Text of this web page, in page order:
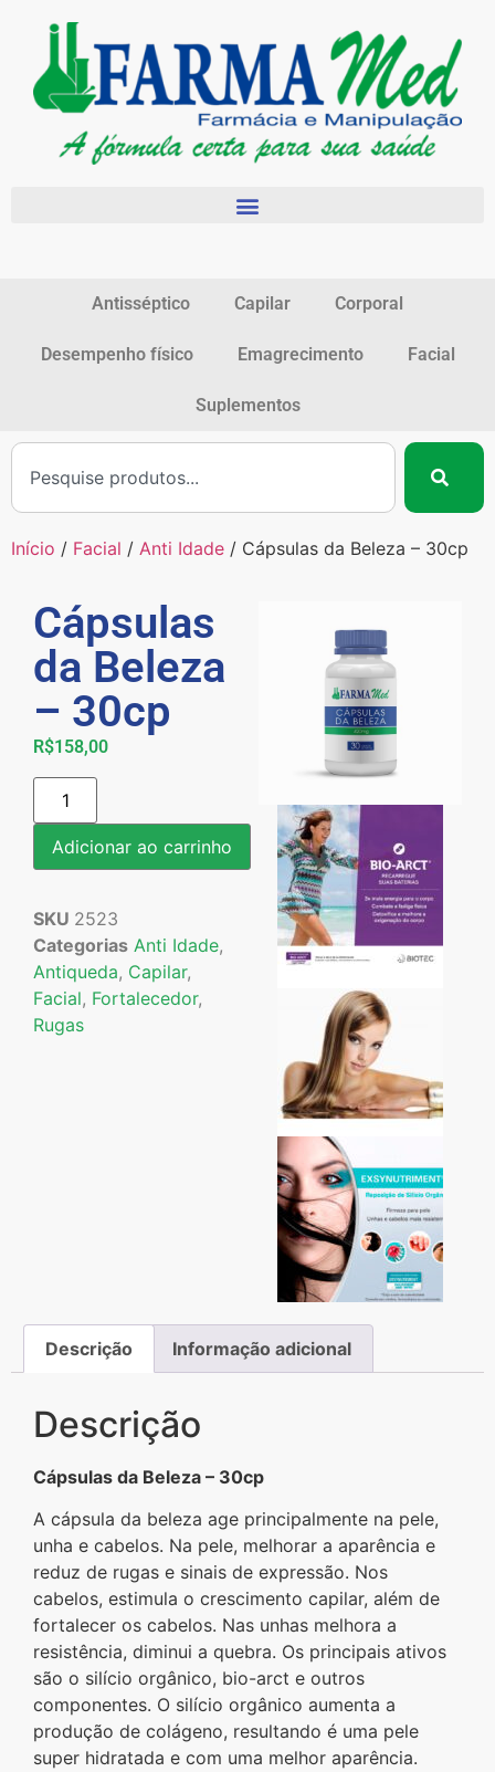
Antisséptico Capilar Corporal
Desempenho físico Emagrecimento Facial
Suplementos
Início / Facial / Anti Idade / Cápsulas da Beleza – 30cp
Cápsulas
da Beleza
– 30cp
R$158,00
Adicionar ao carrinho
SKU 2523
Categorias Anti Idade,
Antiqueda, Capilar,
Facial, Fortalecedor,
Rugas
Descrição Informação adicional
Descrição
Cápsulas da Beleza – 30cp
A cápsula da beleza age principalmente na pele,
unha e cabelos. Na pele, melhorar a aparência e
reduz de rugas e sinais de expressão. Nos
cabelos, estimula o crescimento capilar, além de
fortalecer os cabelos. Nas unhas melhora a
resistência, diminui a quebra. Os principais ativos
são o silício orgânico, bio-arct e outros
componentes. O silício orgânico aumenta a
produção de colágeno, resultando é uma pele
super hidratada e com uma melhor aparência.